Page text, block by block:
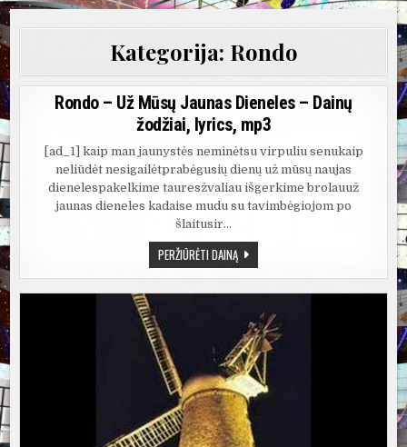
Kategorija: Rondo
Rondo – Už Mūsų Jaunas Dieneles – Dainų
žodžiai, lyrics, mp3
[ad_1] kaip man jaunystės neminėtsu virpuliu senukaip
neliūdėt nesigailėtprabėgusių dienų už mūsų naujas
dienelespakelkime tauresžvaliau išgerkime brolauuž
jaunas dieneles kadaise mudu su tavimbėgiojom po
šlaitusir…
PERŽIŪRĖTI DAINĄRONDO
–
UŽ
MŪSŲ
DIENELES
DAINŲ
ŽODŽIAI,
LYRICS,
MP3